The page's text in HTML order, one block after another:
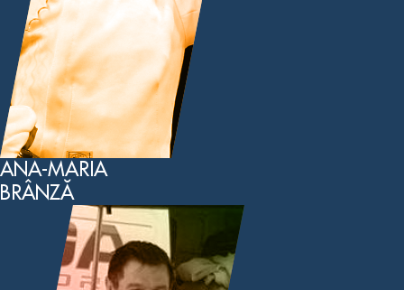
ANA-MARIA
BRÂNZĂ